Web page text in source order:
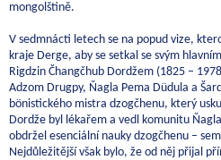
mongolštině.
V sedmnácti letech se na popud vize,
kraje Derge, aby se setkal se svým
Rigdzin Čhangčhub Dordžem (1825 –
Adzom Drugpy, Ňagla Pema Düdula a
bönistického mistra dzogčhenu, který
Dordže byl lékařem a vedl komunitu
obdržel esenciální nauky dzogčhenu –
Nejdůležitější však bylo, že od něj přijal